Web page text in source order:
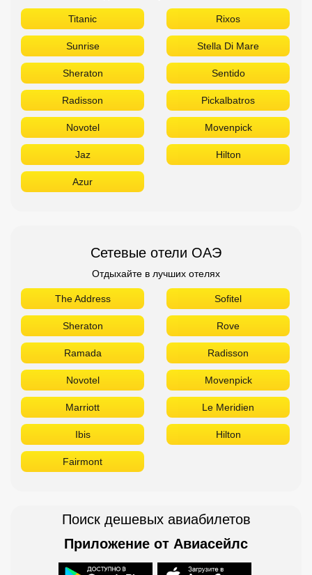
Titanic Rixos
Sunrise Stella Di Mare
Sheraton Sentido
Radisson Pickalbatros
Novotel Movenpick
Jaz Hilton
Azur
Сетевые отели ОАЭ
Отдыхайте в лучших отелях
The Address Sofitel
Sheraton Rove
Ramada Radisson
Novotel Movenpick
Marriott Le Meridien
Ibis Hilton
Fairmont
Поиск дешевых авиабилетов
Приложение от Авиасейлс